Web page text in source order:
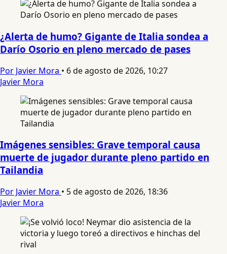
¿Alerta de humo? Gigante de Italia sondea a
Darío Osorio en pleno mercado de pases
Por Javier Mora • 6 de agosto de 2026, 10:27
Javier Mora
Imágenes sensibles: Grave temporal causa
muerte de jugador durante pleno partido en
Tailandia
Por Javier Mora • 5 de agosto de 2026, 18:36
Javier Mora